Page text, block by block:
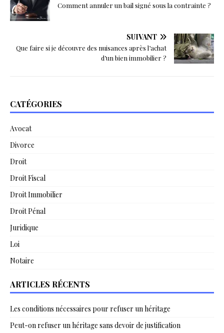
Comment annuler un bail signé sous la contrainte ?
SUIVANT
Que faire si je découvre des nuisances après l’achat
d’un bien immobilier ?
CATÉGORIES
Avocat
Divorce
Droit
Droit Fiscal
Droit Immobilier
Droit Pénal
Juridique
Loi
Notaire
ARTICLES RÉCENTS
Les conditions nécessaires pour refuser un héritage
Peut-on refuser un héritage sans devoir de justification